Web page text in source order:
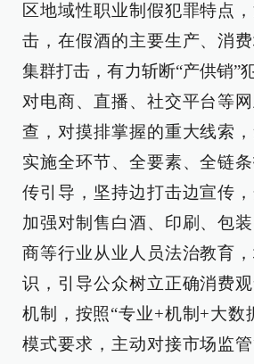
区地域性职业制假犯罪特点
击，在假酒的主要生产、消
集群打击，有力斩断“产供销”
对电商、直播、社交平台等
查，对摸排掌握的重大线索
实施全环节、全要素、全链
传引导，坚持边打击边宣传
加强对制售白酒、印刷、包
商等行业从业人员法治教育
识，引导公众树立正确消费
机制，按照“专业+机制+大数
模式要求，主动对接市场监